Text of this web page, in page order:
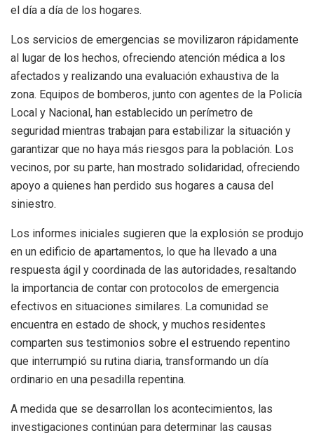
el día a día de los hogares.
Los servicios de emergencias se movilizaron rápidamente
al lugar de los hechos, ofreciendo atención médica a los
afectados y realizando una evaluación exhaustiva de la
zona. Equipos de bomberos, junto con agentes de la Policía
Local y Nacional, han establecido un perímetro de
seguridad mientras trabajan para estabilizar la situación y
garantizar que no haya más riesgos para la población. Los
vecinos, por su parte, han mostrado solidaridad, ofreciendo
apoyo a quienes han perdido sus hogares a causa del
siniestro.
Los informes iniciales sugieren que la explosión se produjo
en un edificio de apartamentos, lo que ha llevado a una
respuesta ágil y coordinada de las autoridades, resaltando
la importancia de contar con protocolos de emergencia
efectivos en situaciones similares. La comunidad se
encuentra en estado de shock, y muchos residentes
comparten sus testimonios sobre el estruendo repentino
que interrumpió su rutina diaria, transformando un día
ordinario en una pesadilla repentina.
A medida que se desarrollan los acontecimientos, las
investigaciones continúan para determinar las causas